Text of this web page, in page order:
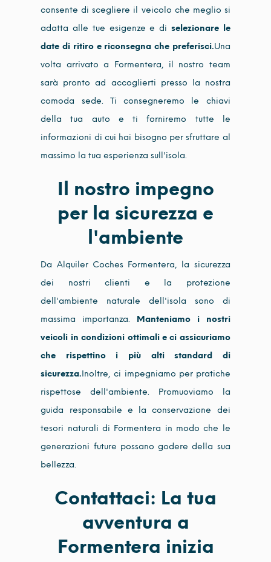
consente di scegliere il veicolo che meglio si
adatta alle tue esigenze e diselezionare le
date di ritiro e riconsegna che preferisci.Una
volta arrivato a Formentera, il nostro team
sarà pronto ad accoglierti presso la nostra
comoda sede. Ti consegneremo le chiavi
della tua auto e ti forniremo tutte le
informazioni di cui hai bisogno per sfruttare al
massimo la tua esperienza sull'isola.
Il nostro impegno
per la sicurezza e
l'ambiente
Da Alquiler Coches Formentera, la sicurezza
dei nostri clienti e la protezione
dell'ambiente naturale dell'isola sono di
massima importanza. Manteniamo i nostri
veicoli in condizioni ottimali e ci assicuriamo
che rispettino i più alti standard di
sicurezza.Inoltre, ci impegniamo per pratiche
rispettose dell'ambiente. Promuoviamo la
guida responsabile e la conservazione dei
tesori naturali di Formentera in modo che le
generazioni future possano godere della sua
bellezza.
Contattaci: La tua
avventura a
Formentera inizia